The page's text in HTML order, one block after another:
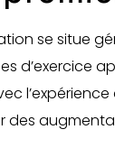
se situe
d’exercice
des